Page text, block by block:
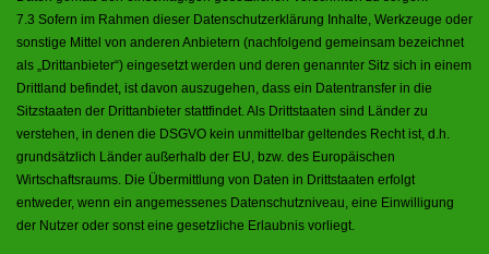
7.3 Sofern im Rahmen dieser Datenschutzerklärung Inhalte, Werkzeuge oder
sonstige Mittel von anderen Anbietern (nachfolgend gemeinsam bezeichnet
als „Drittanbieter“) eingesetzt werden und deren genannter Sitz sich in einem
Drittland befindet, ist davon auszugehen, dass ein Datentransfer in die
Sitzstaaten der Drittanbieter stattfindet. Als Drittstaaten sind Länder zu
verstehen, in denen die DSGVO kein unmittelbar geltendes Recht ist, d.h.
grundsätzlich Länder außerhalb der EU, bzw. des Europäischen
Wirtschaftsraums. Die Übermittlung von Daten in Drittstaaten erfolgt
entweder, wenn ein angemessenes Datenschutzniveau, eine Einwilligung
der Nutzer oder sonst eine gesetzliche Erlaubnis vorliegt.